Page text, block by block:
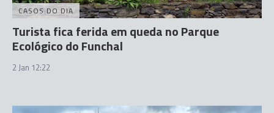
CASOS DO DIA
Turista fica ferida em queda no Parque
Ecológico do Funchal
2 Jan 12:22